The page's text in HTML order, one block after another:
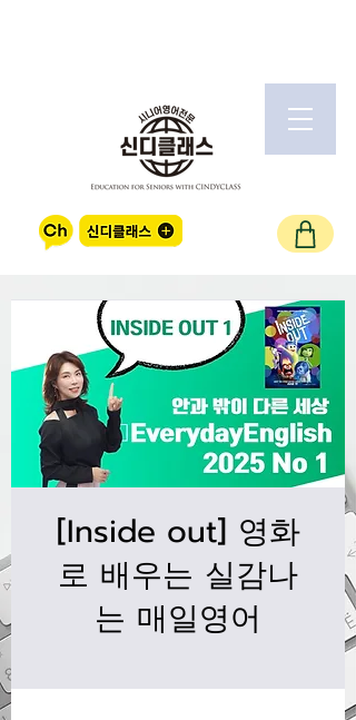
[Inside out] 영화
로 배우는 실감나
는 매일영어